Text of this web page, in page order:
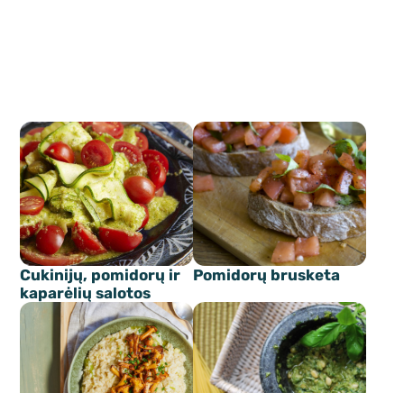
Cukinijų, pomidorų ir
kaparėlių salotos
Pomidorų brusketa